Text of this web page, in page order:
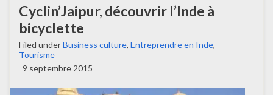
Cyclin’Jaipur, découvrir l’Inde à
bicyclette
Filed underBusiness culture, Entreprendre en Inde,
Tourisme
9 septembre 2015